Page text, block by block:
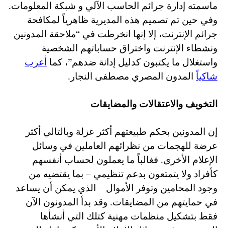
ماسمته إدارة جرائم الحاسب الآلي و شبكة المعلومات.
وفي حين تم تصميم هذه المديرية ظاهرياً لمكافحة
جرائم الإنترنت، إلا إنها انخرطت في “ملاحقة المدونين
ونشطاء الإنترنت واختراق حساباتهم الشخصية
واستغلال ما يكتبون كدليل إدانة ضدهم”، كما أعرب
شاكياً المدون المصري مصطفى النجار.
التخويف والاعتقالات والمضايقات
إن المدونين بحكم طبيعتهم أكثر عزلة وبالتالي أكثر
عرضة للهجمات من نظرائهم العاملين في وسائل
الإعلام الأخرى. فغالباً ما يعملون لحساب أنفسهم
كأفراد ولا يتمتعون بدعم تنظيمي – بما يقتضيه من
وجود المحامين وتوفر الأموال – الذي يمكن أن يساعد
في حمايتهم من المضايقات. وقد بدأ المدونون الآن
فقط بتشكيل منظمات مهنية كتلك التي أنشأها